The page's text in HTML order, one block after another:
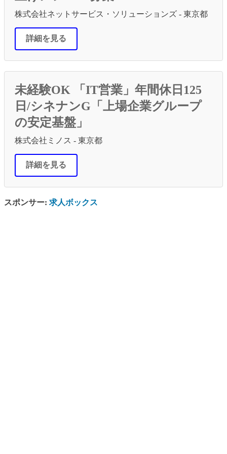
株式会社ネットサービス・ソリューションズ - 東京都
詳細を見る
未経験OK 「IT営業」年間休日125
日/シネナンG「上場企業グループ
の安定基盤」
株式会社ミノス - 東京都
詳細を見る
スポンサー: 求人ボックス